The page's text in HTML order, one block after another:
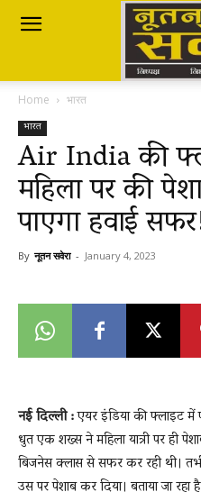
Nutan
Savera
नूतन
सवेरा
News
Home भारत
भारत
Air India की
महिला पर की
पाएगा हवाई
By नूतन सवेरा - January 4, 2023
नई दिल्ली :एयर इंडिया की फ्लाइट
धुत एक शख्स ने महिला यात्री पर ही
बिजनेस क्लास से सफर कर रही थी।
उस पर पेशाब कर दिया। बताया जा